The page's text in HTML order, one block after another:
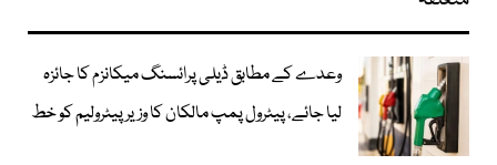
وعدے کے مطابق ڈیلی پرائسنگ میکانزم کا جائزہ
لیا جائے، پیٹرول پمپ مالکان کا وزیرپیٹرولیم کو خط